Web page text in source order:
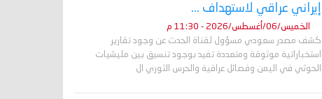
إيراني عراقي لاستهداف ...
الخميس/06/أغسطس/2026 - 11:30 م
كشف مصدر سعودي مسؤول لقناة الحدث عن وجود تقارير
استخباراتية موثوقة ومتعددة تفيد بوجود تنسيق بين مليشيات
الحوثي في اليمن وفصائل عراقية والحرس الثوري ال